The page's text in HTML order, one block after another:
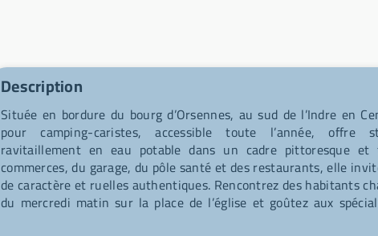
Description
Située en bordure du bourg d’Orsennes, au sud de l’Indre en
pour camping-caristes, accessible toute l’année, offre
ravitaillement en eau potable dans un cadre pittoresque
commerces, du garage, du pôle santé et des restaurants, elle
de caractère et ruelles authentiques. Rencontrez des habitants
du mercredi matin sur la place de l’église et goûtez aux
chèvre, charcuterie, bières artisanales, gâteaux et légumes frais.